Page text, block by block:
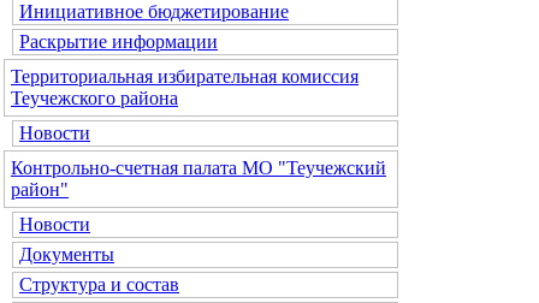
Инициативное бюджетирование
Раскрытие информации
Территориальная избирательная комиссия
Теучежского района
Новости
Контрольно-счетная палата МО "Теучежский
район"
Новости
Документы
Структура и состав